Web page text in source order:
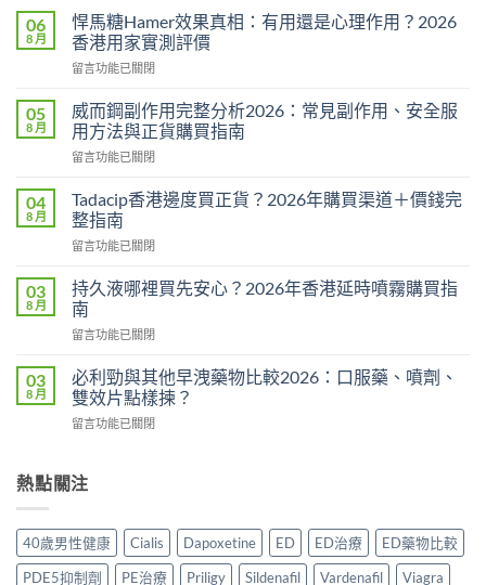
06
8 月
悍馬糖Hamer效果真相：有用還是心理作用？2026
香港用家實測評價
在
馬
糖
Hamer
效
真
相：
有
用
是
心
作
2026
香
港
實
測
價〉
中
留言功能已關閉
05
8 月
威而鋼副作用完整分析2026：常見副作用、安全服
用方法與正貨購買指南
在
而
鋼
副
作
完
整
分
析
常
見
作
全
方
法
與
留言功能已關閉
04
8 月
Tadacip香港邊度買正貨？2026年購買渠道＋價錢完
整指南
在
香
港
邊
度
正
貨？
2026
年
渠
價
錢
完
留言功能已關閉
03
8 月
持久液哪裡買先安心？2026年香港延時噴霧購買指
南
在
久
液
哪
裡
安
年
香
港
留言功能已關閉
03
8 月
必利勁與其他早洩藥物比較2026：口服藥、噴劑、
雙效片點樣揀？
在
勁
與
他
早
洩
留言功能已關閉
熱點關注
40歲男性健康 Cialis Dapoxetine ED ED治療
ED藥物比較
PDE5抑制劑
PE治療 Priligy Sildenafil Vardenafil
Viagra